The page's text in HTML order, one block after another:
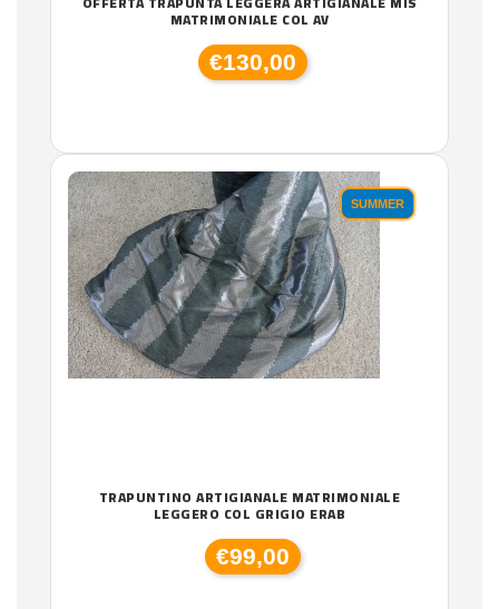
MATRIMONIALE COL AV
€130,00
SUMMER
TRAPUNTINO ARTIGIANALE MATRIMONIALE
LEGGERO COL GRIGIO ERAB
€99,00